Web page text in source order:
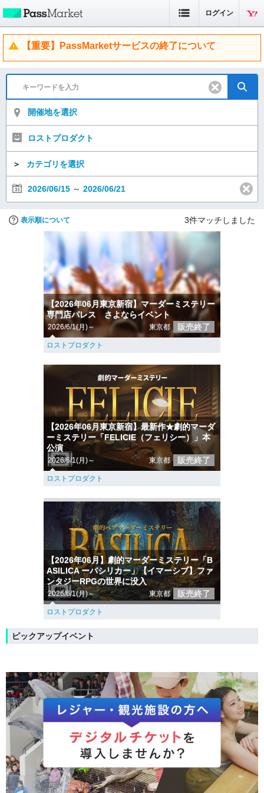
ログイン
【重要】PassMarketサービスの終了について
開催地を選択
ロストプロダクト
＞ カテゴリを選択
2026/06/15 ～ 2026/06/21
表示順について 3件マッチしました
【2026年06月東京新宿】マーダーミステリー
専門店パレス さよならイベント
2026/6/1(月)～ 東京都 販売終了
ロストプロダクト
【2026年06月東京新宿】最新作★劇的マーダ
ーミステリー「FELICIE（フェリシー）」本
公演
2026/6/1(月)～ 東京都 販売終了
ロストプロダクト
【2026年06月】劇的マーダーミステリー「B
ASILICA ーバシリカー」【イマーシブ】ファ
ンタジーRPGの世界に没入
2026/6/1(月)～ 東京都 販売終了
ロストプロダクト
ピックアップイベント